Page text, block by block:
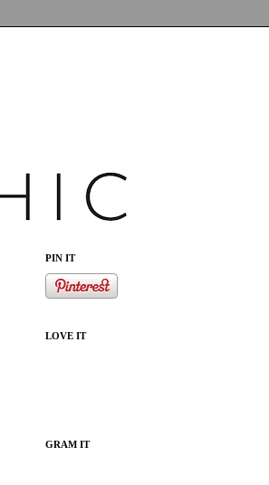
PIN IT
LOVE IT
GRAM IT